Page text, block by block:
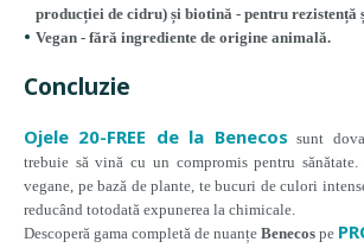
producției de cidru) și biotină - pentru rezistență
Vegan - fără ingrediente de origine animală.
Concluzie
Ojele 20-FREE de la Benecos sunt
trebuie să vină cu un compromis pentru sănătate.
vegane, pe bază de plante, te bucuri de culori
reducând totodată expunerea la chimicale.
Descoperă gama completă de nuanțe Benecos pe